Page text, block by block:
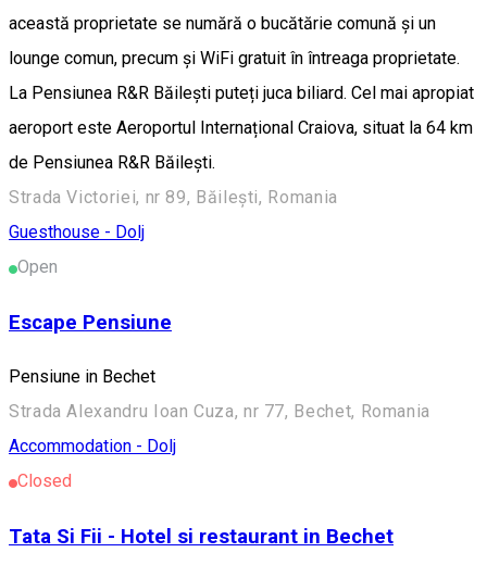
această proprietate se numără o bucătărie comună și un
lounge comun, precum și WiFi gratuit în întreaga proprietate.
La Pensiunea R&R Băilești puteți juca biliard. Cel mai apropiat
aeroport este Aeroportul Internațional Craiova, situat la 64 km
de Pensiunea R&R Băilești.
Strada Victoriei, nr 89, Băilești, Romania
Guesthouse - Dolj
Open
Escape Pensiune
Pensiune in Bechet
Strada Alexandru Ioan Cuza, nr 77, Bechet, Romania
Accommodation - Dolj
Closed
Tata Si Fii - Hotel si restaurant in Bechet